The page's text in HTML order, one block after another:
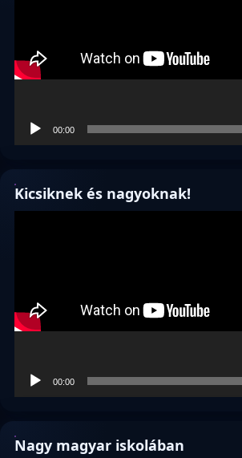
00:00
Kicsiknek és nagyoknak!
00:00
Nagy magyar iskolában